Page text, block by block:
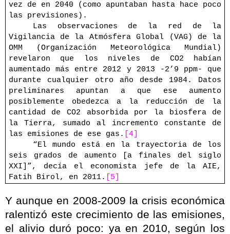
vez de en 2040 (como apuntaban hasta hace poco
las previsiones).
Las observaciones de la red de la
Vigilancia de la Atmósfera Global (VAG) de la
OMM (Organización Meteorológica Mundial)
revelaron que los niveles de CO2 habían
aumentado más entre 2012 y 2013 -2’9 ppm- que
durante cualquier otro año desde 1984. Datos
preliminares apuntan a que ese aumento
posiblemente obedezca a la reducción de la
cantidad de CO2 absorbida por la biosfera de
la Tierra, sumado al incremento constante de
las emisiones de ese gas.
[4]
“El mundo está en la trayectoria de los
seis grados de aumento [a finales del siglo
XXI]”, decía el economista jefe de la AIE,
Fatih Birol, en 2011.
[5]
Y aunque en 2008-2009 la crisis económica
ralentizó este crecimiento de las emisiones,
el alivio duró poco: ya en 2010, según los